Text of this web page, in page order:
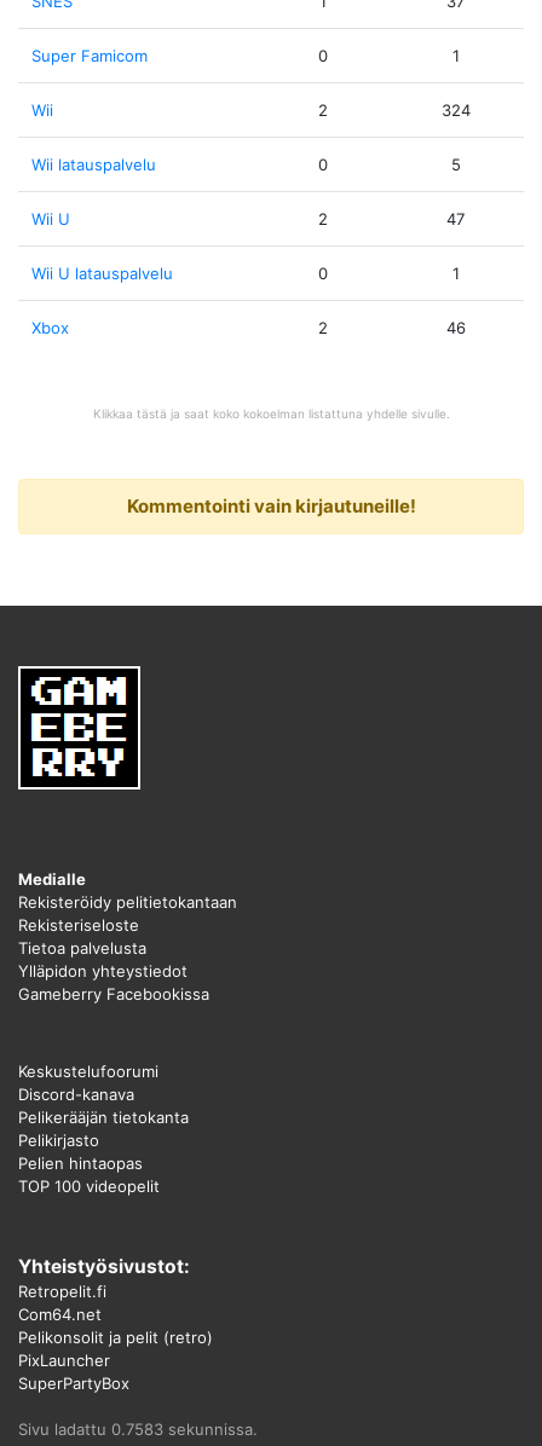
Super Famicom 0 1
Wii 2 324
Wii latauspalvelu 0 5
Wii U 2 47
Wii U latauspalvelu 0 1
Xbox 2 46
Klikkaa tästä ja saat koko kokoelman listattuna yhdelle sivulle.
Kommentointi vain kirjautuneille!
Medialle
Rekisteröidy pelitietokantaan
Rekisteriseloste
Tietoa palvelusta
Ylläpidon yhteystiedot
Gameberry Facebookissa
Keskustelufoorumi
Discord-kanava
Pelikerääjän tietokanta
Pelikirjasto
Pelien hintaopas
TOP 100 videopelit
Yhteistyösivustot:
Retropelit.fi
Com64.net
Pelikonsolit ja pelit (retro)
PixLauncher
SuperPartyBox
Sivu ladattu 0.7583 sekunnissa.